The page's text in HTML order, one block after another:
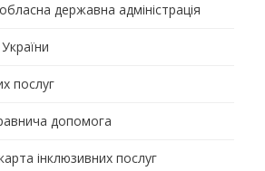
державна адміністрація
послуг
допомога
інклюзивних послуг